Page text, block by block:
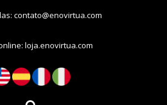
contato@enovirtua.com
loja.enovirtua.com